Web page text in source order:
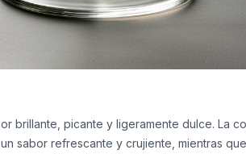
brillante, picante y ligeramente dulce. La
sabor refrescante y crujiente, mientras